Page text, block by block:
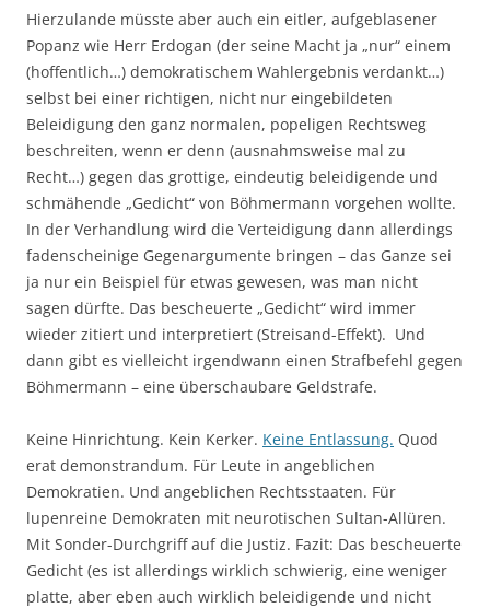
Hierzulande müsste aber auch ein eitler, aufgeblasener
Popanz wie Herr Erdogan (der seine Macht ja „nur“ einem
(hoffentlich…) demokratischem Wahlergebnis verdankt…)
selbst bei einer richtigen, nicht nur eingebildeten
Beleidigung den ganz normalen, popeligen Rechtsweg
beschreiten, wenn er denn (ausnahmsweise mal zu
Recht…) gegen das grottige, eindeutig beleidigende und
schmähende „Gedicht“ von Böhmermann vorgehen wollte.
In der Verhandlung wird die Verteidigung dann allerdings
fadenscheinige Gegenargumente bringen – das Ganze sei
ja nur ein Beispiel für etwas gewesen, was man nicht
sagen dürfte. Das bescheuerte „Gedicht“ wird immer
wieder zitiert und interpretiert (Streisand-Effekt). Und
dann gibt es vielleicht irgendwann einen Strafbefehl gegen
Böhmermann – eine überschaubare Geldstrafe.
Keine Hinrichtung. Kein Kerker. Keine Entlassung. Quod
erat demonstrandum. Für Leute in angeblichen
Demokratien. Und angeblichen Rechtsstaaten. Für
lupenreine Demokraten mit neurotischen Sultan-Allüren.
Mit Sonder-Durchgriff auf die Justiz. Fazit: Das bescheuerte
Gedicht (es ist allerdings wirklich schwierig, eine weniger
platte, aber eben auch wirklich beleidigende und nicht